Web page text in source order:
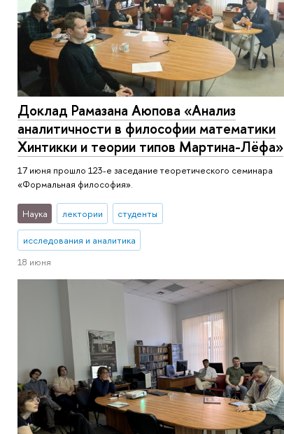
Доклад Рамазана Аюпова «Анализ
аналитичности в философии математики
Хинтикки и теории типов Мартина-Лёфа»
17 июня прошло 123-е заседание теоретического семинара
«Формальная философия».
Наука лектории студенты
исследования и аналитика
18 июня